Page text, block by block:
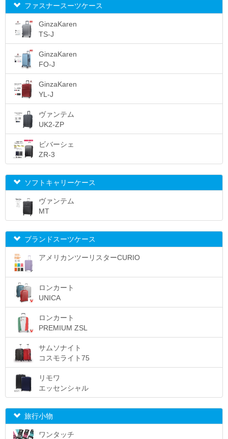
ファスナースーツケース
GinzaKaren
TS-J
GinzaKaren
FO-J
GinzaKaren
YL-J
ヴァンテム
UK2-ZP
ビバーシェ
ZR-3
ソフトキャリーケース
ヴァンテム
MT
ブランドスーツケース
アメリカンツーリスターCURIO
ロンカート
UNICA
ロンカート
PREMIUM ZSL
サムソナイト
コスモライト75
リモワ
エッセンシャル
旅行小物
ワンタッチ